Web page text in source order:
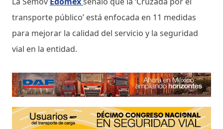
transporte público’ está enfocada en 11 medidas
para mejorar la calidad del servicio y la seguridad
vial en la entidad.